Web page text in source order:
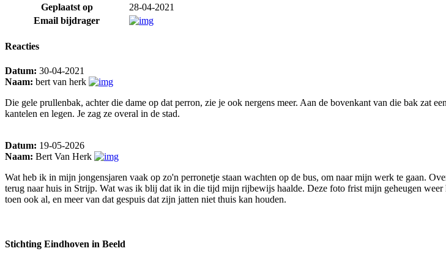
Geplaatst op
28-04-2021
Email bijdrager
Reacties
Datum: 30-04-2021
Naam: bert van herk
Die gele prullenbak, achter die dame op dat perron, zie je ook nergens meer. Aan de bovenkant van die bak zat
kantelen en legen. Je zag ze overal in de stad.
Datum: 19-05-2026
Naam: Bert Van Herk
Wat heb ik in mijn jongensjaren vaak op zo'n perronetje staan wachten op de bus, om naar mijn werk te gaan.
terug naar huis in Strijp. Wat was ik blij dat ik in die tijd mijn rijbewijs haalde. Deze foto frist mijn geheugen
toen ook al, en meer van dat gespuis dat zijn jatten niet thuis kan houden.
Stichting Eindhoven in Beeld